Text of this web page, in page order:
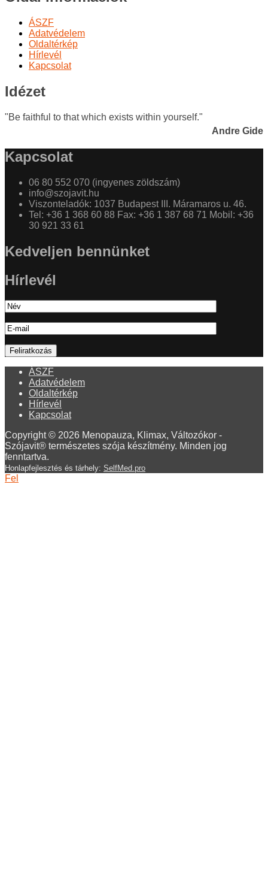
ÁSZF
Adatvédelem
Oldaltérkép
Hírlevél
Kapcsolat
Idézet
"Be faithful to that which exists within yourself."
Andre Gide
Kapcsolat
06 80 552 070 (ingyenes zöldszám)
info@szojavit.hu
Viszonteladók: 1037 Budapest III. Máramaros u. 46.
Tel: +36 1 368 60 88 Fax: +36 1 387 68 71 Mobil: +36
30 921 33 61
Kedveljen bennünket
Hírlevél
ÁSZF
Adatvédelem
Oldaltérkép
Hírlevél
Kapcsolat
Copyright © 2026 Menopauza, Klimax, Változókor -
Szójavit® természetes szója készítmény. Minden jog
fenntartva.
Honlapfejlesztés és tárhely: SelfMed.pro
Fel